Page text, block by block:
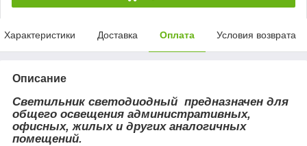
Характеристики Доставка Оплата Условия возврата
Описание
Светильник светодиодный предназначен для
общего освещения административных,
офисных, жилых и других аналогичных
помещений.